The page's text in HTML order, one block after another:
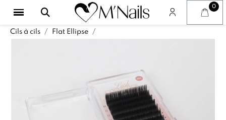
Cils à cils Flat Ellipse